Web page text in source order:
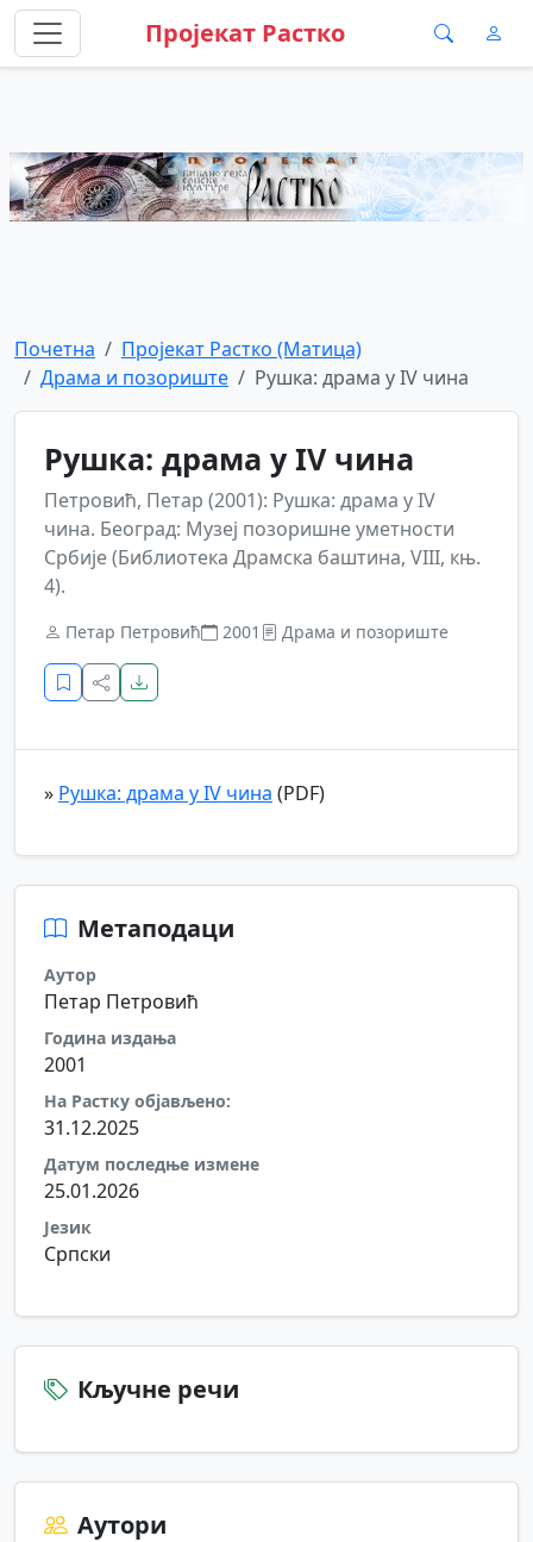
Пројекат Растко
Почетна
Пројекат Растко (Матица)
Драма и позориште
Рушка: драма у IV чина
Рушка: драма у IV чина
Петровић, Петар (2001): Рушка: драма у IV
чина. Београд: Музеј позоришне уметности
Србије (Библиотека Драмска баштина, VIII, књ.
4).
Петар Петровић 2001 Драма и позориште
» Рушка: драма у IV чина (PDF)
Метаподаци
Аутор
Петар Петровић
Година издања
2001
На Растку објављено:
31.12.2025
Датум последње измене
25.01.2026
Језик
Српски
Кључне речи
Аутори